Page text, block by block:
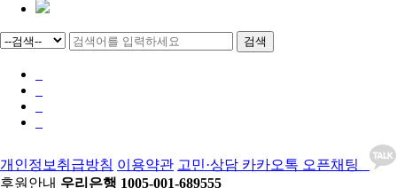
검색
개인정보취급방침 이용약관 고민·상담 카카오톡 오픈채팅
후원안내 우리은행 1005-001-689555